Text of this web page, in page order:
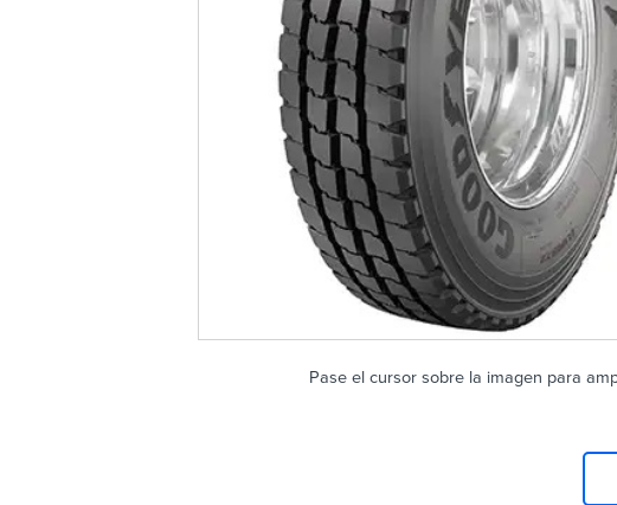
Pase el cursor sobre la imagen para